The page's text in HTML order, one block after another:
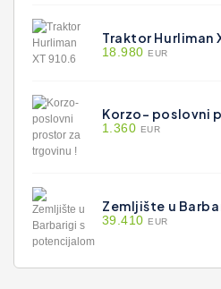
Traktor Hurliman
18.980 EUR
Korzo- poslovni
1.360 EUR
Zemljište u
39.410 EUR